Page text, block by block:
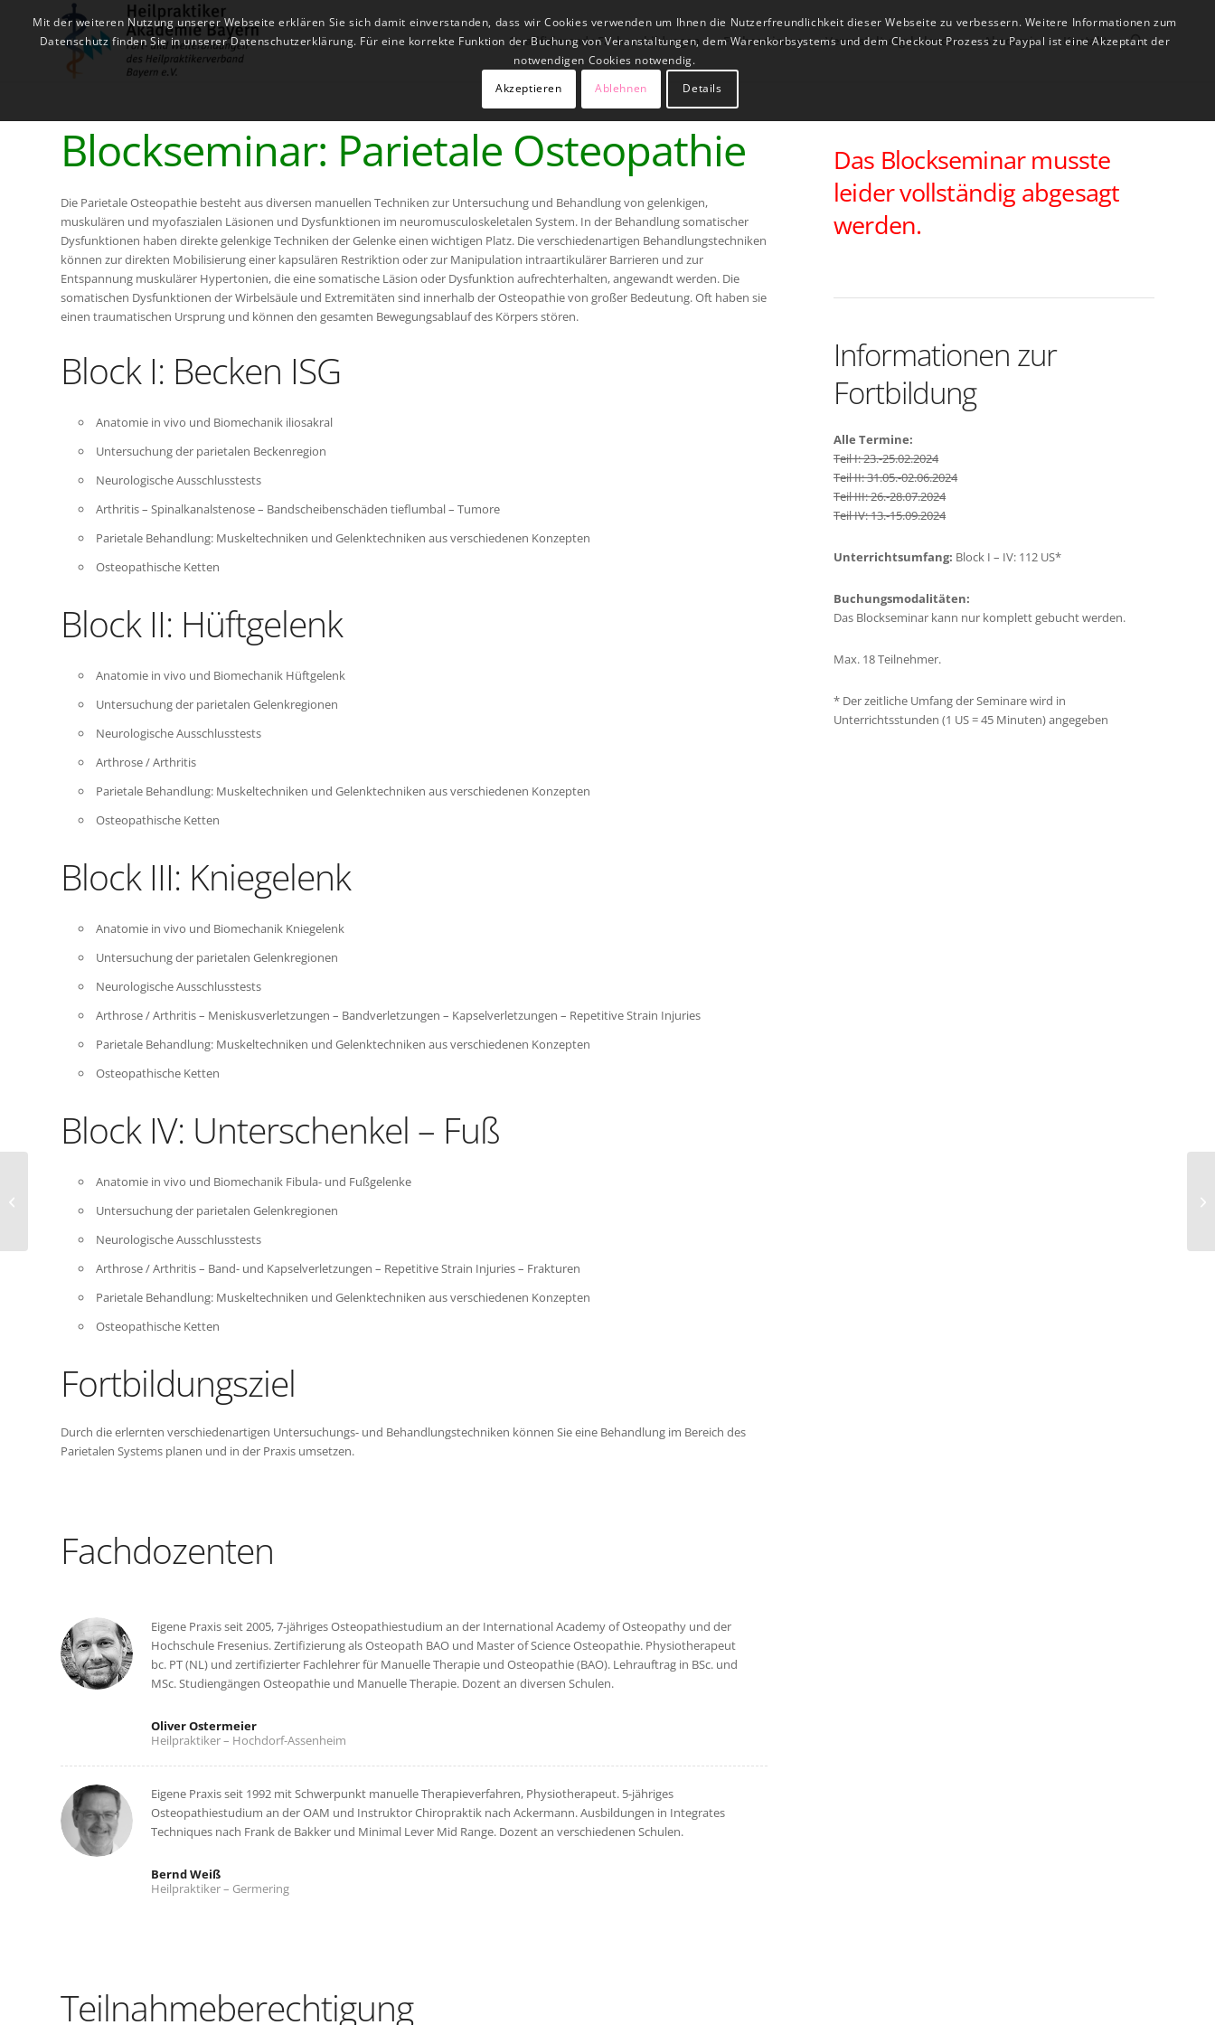
Qualifizierende Fachausbildungen Fachseminare Veranstaltungskalender Akademie Kontakt
Blockseminar: Parietale Osteopathie
Die Parietale Osteopathie besteht aus diversen manuellen Techniken zur Untersuchung und Behandlung von gelenkigen,
muskulären und myofaszialen Läsionen und Dysfunktionen im neuromusculoskeletalen System. In der Behandlung somatischer
Dysfunktionen haben direkte gelenkige Techniken der Gelenke einen wichtigen Platz. Die verschiedenartigen Behandlungstechniken
können zur direkten Mobilisierung einer kapsulären Restriktion oder zur Manipulation intraartikulärer Barrieren und zur
Entspannung muskulärer Hypertonien, die eine somatische Läsion oder Dysfunktion aufrechterhalten, angewandt werden. Die
somatischen Dysfunktionen der Wirbelsäule und Extremitäten sind innerhalb der Osteopathie von großer Bedeutung. Oft haben sie
einen traumatischen Ursprung und können den gesamten Bewegungsablauf des Körpers stören.
Block I: Becken ISG
Anatomie in vivo und Biomechanik iliosakral
Untersuchung der parietalen Beckenregion
Neurologische Ausschlusstests
Arthritis – Spinalkanalstenose – Bandscheibenschäden tieflumbal – Tumore
Parietale Behandlung: Muskeltechniken und Gelenktechniken aus verschiedenen Konzepten
Osteopathische Ketten
Block II: Hüftgelenk
Anatomie in vivo und Biomechanik Hüftgelenk
Untersuchung der parietalen Gelenkregionen
Neurologische Ausschlusstests
Arthrose / Arthritis
Parietale Behandlung: Muskeltechniken und Gelenktechniken aus verschiedenen Konzepten
Osteopathische Ketten
Block III: Kniegelenk
Anatomie in vivo und Biomechanik Kniegelenk
Untersuchung der parietalen Gelenkregionen
Neurologische Ausschlusstests
Arthrose / Arthritis – Meniskusverletzungen – Bandverletzungen – Kapselverletzungen – Repetitive Strain Injuries
Parietale Behandlung: Muskeltechniken und Gelenktechniken aus verschiedenen Konzepten
Osteopathische Ketten
Block IV: Unterschenkel – Fuß
Anatomie in vivo und Biomechanik Fibula- und Fußgelenke
Untersuchung der parietalen Gelenkregionen
Neurologische Ausschlusstests
Arthrose / Arthritis – Band- und Kapselverletzungen – Repetitive Strain Injuries – Frakturen
Parietale Behandlung: Muskeltechniken und Gelenktechniken aus verschiedenen Konzepten
Osteopathische Ketten
Fortbildungsziel
Durch die erlernten verschiedenartigen Untersuchungs- und Behandlungstechniken können Sie eine Behandlung im Bereich des
Parietalen Systems planen und in der Praxis umsetzen.
Fachdozenten
Eigene Praxis seit 2005, 7-jähriges Osteopathiestudium an der International Academy of Osteopathy und der
Hochschule Fresenius. Zertifizierung als Osteopath BAO und Master of Science Osteopathie. Physiotherapeut
bc. PT (NL) und zertifizierter Fachlehrer für Manuelle Therapie und Osteopathie (BAO). Lehrauftrag in BSc. und
MSc. Studiengängen Osteopathie und Manuelle Therapie. Dozent an diversen Schulen.
Oliver Ostermeier
Heilpraktiker – Hochdorf-Assenheim
Eigene Praxis seit 1992 mit Schwerpunkt manuelle Therapieverfahren, Physiotherapeut. 5-jähriges
Osteopathiestudium an der OAM und Instruktor Chiropraktik nach Ackermann. Ausbildungen in Integrates
Techniques nach Frank de Bakker und Minimal Lever Mid Range. Dozent an verschiedenen Schulen.
Bernd Weiß
Heilpraktiker – Germering
Teilnahmeberechtigung
Das Blockseminar musste
leider vollständig abgesagt
werden.
Informationen zur
Fortbildung
Alle Termine:
Teil I: 23.-25.02.2024
Teil II: 31.05.-02.06.2024
Teil III: 26.-28.07.2024
Teil IV: 13.-15.09.2024
Unterrichtsumfang: Block I – IV: 112 US*
Buchungsmodalitäten:
Das Blockseminar kann nur komplett gebucht werden.
Max. 18 Teilnehmer.
* Der zeitliche Umfang der Seminare wird in
Unterrichtsstunden (1 US = 45 Minuten) angegeben
Block II: Intensivkurs
Irisdiagnostik
Mit der weiteren Nutzung unserer Webseite erklären Sie sich damit einverstanden, dass wir Cookies verwenden um Ihnen die Nutzerfreundlichkeit dieser Webseite zu verbessern. Weitere Informationen zum
Datenschutz finden Sie in unserer Datenschutzerklärung. Für eine korrekte Funktion der Buchung von Veranstaltungen, dem Warenkorbsystems und dem Checkout Prozess zu Paypal ist eine Akzeptant der
notwendigen Cookies notwendig.
Akzeptieren
Ablehnen Details